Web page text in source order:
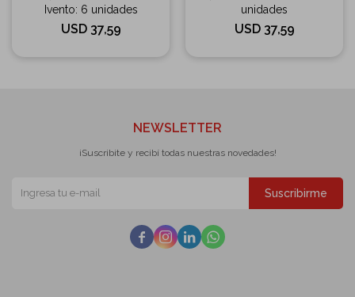
Ivento: 6 unidades
USD 37,59
unidades
USD 37,59
NEWSLETTER
¡Suscribite y recibí todas nuestras novedades!
Suscribirme
   